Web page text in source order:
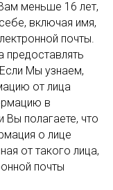
меньше 16 лет,
включая имя,
почты.
Мы узнаем,
от лица
в
полагаете, что
о лице
от такого лица,
почты